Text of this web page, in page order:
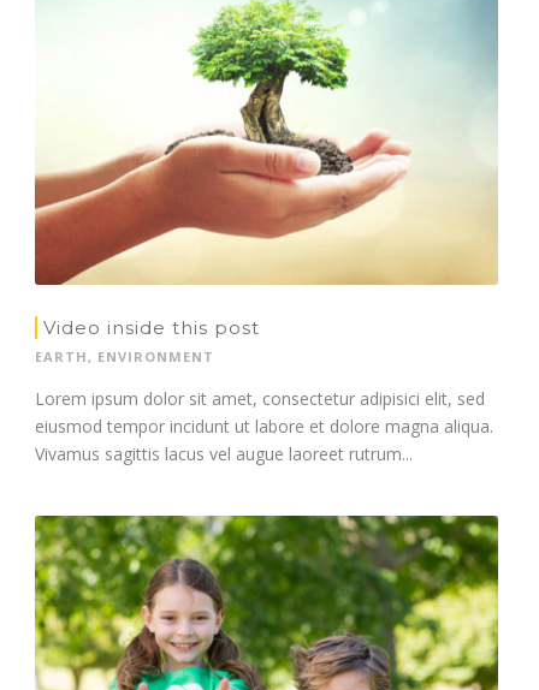
Video inside this post
EARTH , ENVIRONMENT
Lorem ipsum dolor sit amet, consectetur adipisici elit, sed
eiusmod tempor incidunt ut labore et dolore magna aliqua.
Vivamus sagittis lacus vel augue laoreet rutrum...